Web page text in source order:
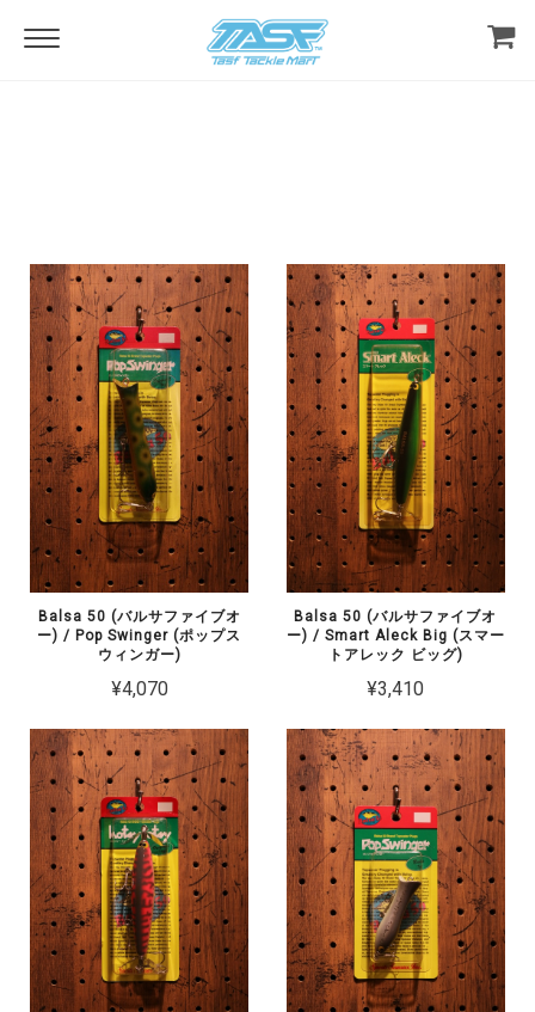
Balsa 50 (バルサファイブオ
ー) / Pop Swinger (ポップス
ウィンガー)
¥4,070
Balsa 50 (バルサファイブオ
ー) / Smart Aleck Big (スマー
トアレック ビッグ)
¥3,410